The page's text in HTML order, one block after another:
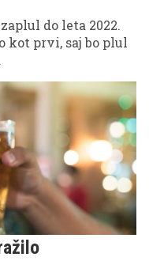
do leta 2022.
kot prvi, saj bo plul